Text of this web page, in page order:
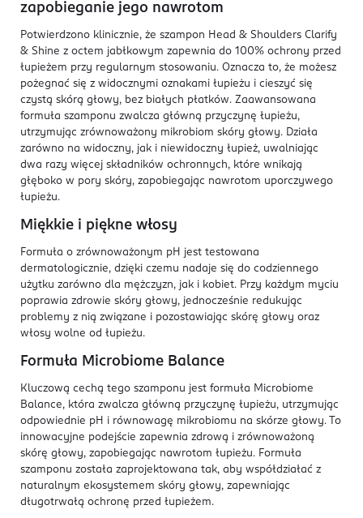
zapobieganie jego nawrotom
Potwierdzono klinicznie, że szampon Head & Shoulders Clarify
& Shine z octem jabłkowym zapewnia do 100% ochrony przed
łupieżem przy regularnym stosowaniu. Oznacza to, że możesz
pożegnać się z widocznymi oznakami łupieżu i cieszyć się
czystą skórą głowy, bez białych płatków. Zaawansowana
formuła szamponu zwalcza główną przyczynę łupieżu,
utrzymując zrównoważony mikrobiom skóry głowy. Działa
zarówno na widoczny, jak i niewidoczny łupież, uwalniając
dwa razy więcej składników ochronnych, które wnikają
głęboko w pory skóry, zapobiegając nawrotom uporczywego
łupieżu.
Miękkie i piękne włosy
Formuła o zrównoważonym pH jest testowana
dermatologicznie, dzięki czemu nadaje się do codziennego
użytku zarówno dla mężczyzn, jak i kobiet. Przy każdym myciu
poprawia zdrowie skóry głowy, jednocześnie redukując
problemy z nią związane i pozostawiając skórę głowy oraz
włosy wolne od łupieżu.
Formuła Microbiome Balance
Kluczową cechą tego szamponu jest formuła Microbiome
Balance, która zwalcza główną przyczynę łupieżu, utrzymując
odpowiednie pH i równowagę mikrobiomu na skórze głowy. To
innowacyjne podejście zapewnia zdrową i zrównoważoną
skórę głowy, zapobiegając nawrotom łupieżu. Formuła
szamponu została zaprojektowana tak, aby współdziałać z
naturalnym ekosystemem skóry głowy, zapewniając
długotrwałą ochronę przed łupieżem.